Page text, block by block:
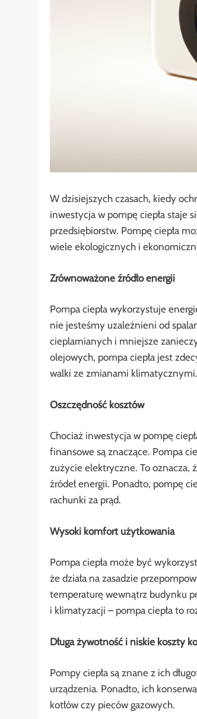
W dzisiejszych czasach, kiedy
inwestycja w pompę ciepła staje
przedsiębiorstw. Pompę ciepła
wiele ekologicznych i
Zrównoważone źródło energii
Pompa ciepła wykorzystuje
nie jesteśmy uzależnieni od
cieplarnianych i mniejsze
olejowych, pompa ciepła jest
walki ze zmianami klimatycznymi.
Oszczędność kosztów
Chociaż inwestycja w pompę
finansowe są znaczące. Pompa
zużycie elektryczne. To oznacza,
źródeł energii. Ponadto, pompę
rachunki za prąd.
Wysoki komfort użytkowania
Pompa ciepła może być
że działa na zasadzie
temperaturę wewnątrz budynku
i klimatyzacji – pompa ciepła to
Długa żywotność i niskie koszty
Pompy ciepła są znane z ich
urządzenia. Ponadto, ich
kotłów czy pieców gazowych.